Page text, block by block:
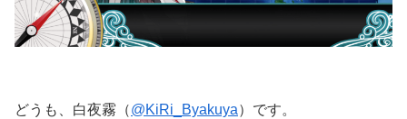
どうも、白夜霧（@KiRi_Byakuya）です。